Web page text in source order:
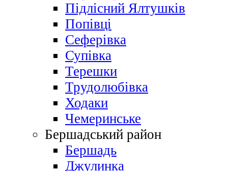
Підлісний Ялтушків
Попівці
Сеферівка
Супівка
Терешки
Трудолюбівка
Ходаки
Чемеринське
Бершадський район
Бершадь
Джулинка